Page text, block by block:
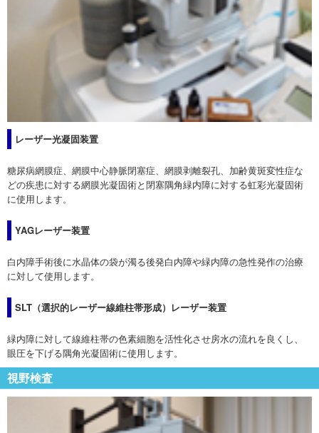
レーザー光凝固装置
糖尿病網膜症、網膜中心静脈閉塞症、網膜剥離裂孔、加齢黄斑変性症な
どの疾患に対する網膜光凝固術と閉塞隅角緑内障に対する虹彩光凝固術
に使用します。
YAGレーザー装置
白内障手術後に水晶体の袋が濁る後発白内障や緑内障の急性発作の治療
に対して使用します。
SLT（選択的レーザー線維柱帯形成）レーザー装置
緑内障に対して線維柱帯の色素細胞を活性化させ房水の流れを良くし、
眼圧を下げる隅角光凝固術に使用します。
視野検査